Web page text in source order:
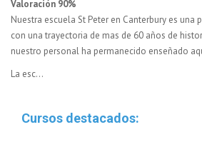
Valoración 90%
Nuestra escuela St Peter en Canterbury es una
con una trayectoria de mas de 60 años de
nuestro personal ha permanecido enseñado
La esc...
Cursos destacados: